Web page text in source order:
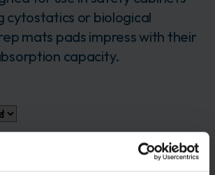
cytostatics or biological
mats pads impress with their
capacity.
Få en pris